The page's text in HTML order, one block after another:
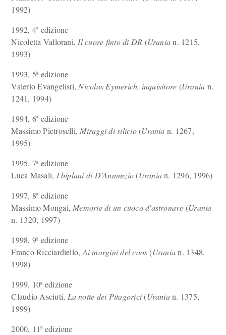
1992)
1992, 4ª edizione
Nicoletta Vallorani, Il cuore finto di DR (Uranian. 1215,
1993)
1993, 5ª edizione
Valerio Evangelisti, Nicolas Eymerich, inquisitore (Urania n.
1241, 1994)
1994, 6ª edizione
Massimo Pietroselli, Miraggi di silicio(Urania n. 1267,
1995)
1995, 7ª edizione
Luca Masali, I biplani di D'Annunzio(Uranian. 1296, 1996)
1997, 8ª edizione
Massimo Mongai, Memorie di un cuoco d'astronave (Urania
n. 1320, 1997)
1998, 9ª edizione
Franco Ricciardiello, Ai margini del caos(Uranian. 1348,
1998)
1999, 10ª edizione
Claudio Asciuti, La notte dei Pitagorici(Uranian. 1375,
1999)
2000, 11ª edizione